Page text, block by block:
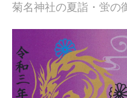
菊名神社の夏詣・蛍の